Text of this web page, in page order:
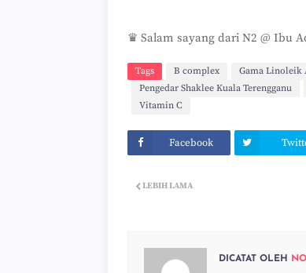
♛ Salam sayang dari N2 @ Ibu
Tags B complex Gama Linoleik
Pengedar Shaklee Kuala Terengganu
Vitamin C
Facebook
LEBIH LAMA
DICATAT OLEH